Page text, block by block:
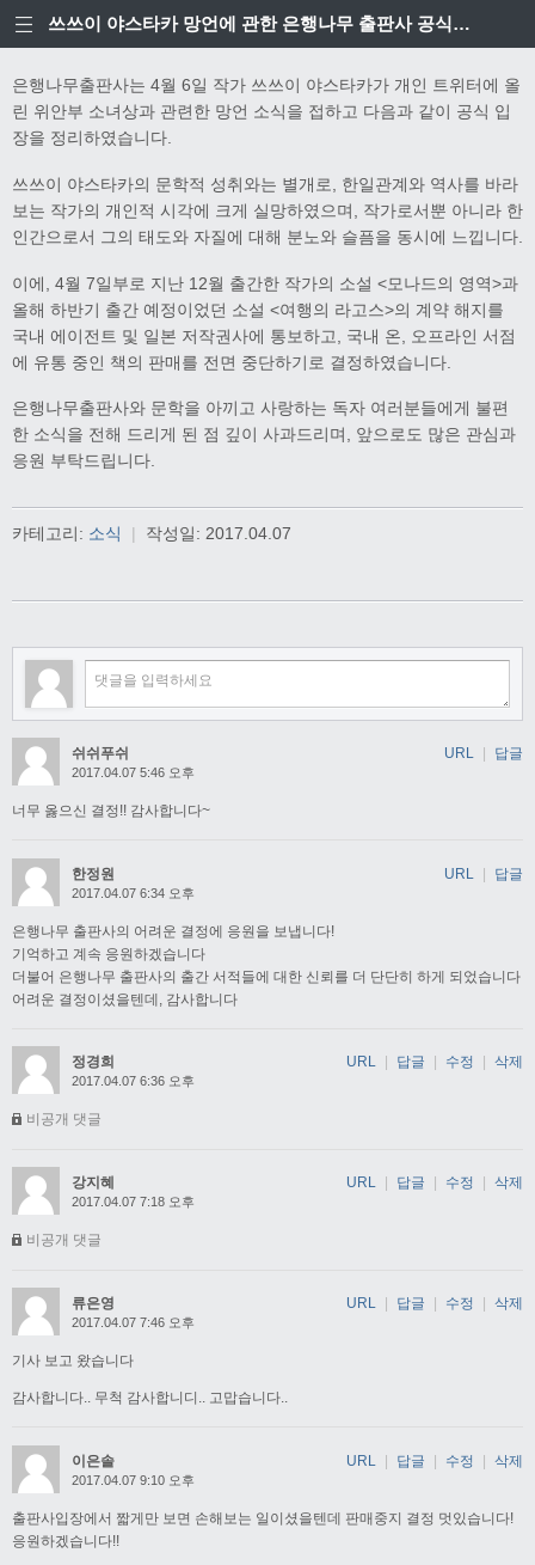
쓰쓰이 야스타카 망언에 관한 은행나무 출판사 공식입장
은행나무출판사는 4월 6일 작가 쓰쓰이 야스타카가 개인 트위터에 올
린 위안부 소녀상과 관련한 망언 소식을 접하고 다음과 같이 공식 입
장을 정리하였습니다.
쓰쓰이 야스타카의 문학적 성취와는 별개로, 한일관계와 역사를 바라
보는 작가의 개인적 시각에 크게 실망하였으며, 작가로서뿐 아니라 한
인간으로서 그의 태도와 자질에 대해 분노와 슬픔을 동시에 느낍니다.
이에, 4월 7일부로 지난 12월 출간한 작가의 소설 <모나드의 영역>과
올해 하반기 출간 예정이었던 소설 <여행의 라고스>의 계약 해지를
국내 에이전트 및 일본 저작권사에 통보하고, 국내 온, 오프라인 서점
에 유통 중인 책의 판매를 전면 중단하기로 결정하였습니다.
은행나무출판사와 문학을 아끼고 사랑하는 독자 여러분들에게 불편
한 소식을 전해 드리게 된 점 깊이 사과드리며, 앞으로도 많은 관심과
응원 부탁드립니다.
카테고리: 소식 | 작성일: 2017.04.07
쉬쉬푸쉬
2017.04.07 5:46 오후
너무 옳으신 결정!! 감사합니다~
URL | 답글
한정원
2017.04.07 6:34 오후
은행나무 출판사의 어려운 결정에 응원을 보냅니다!
기억하고 계속 응원하겠습니다
더불어 은행나무 출판사의 출간 서적들에 대한 신뢰를 더 단단히 하게 되었습니다
어려운 결정이셨을텐데, 감사합니다
URL | 답글
정경희
2017.04.07 6:36 오후
비공개 댓글
URL 답글 수정 삭제
강지혜
2017.04.07 7:18 오후
비공개 댓글
URL 답글 수정 삭제
류은영
2017.04.07 7:46 오후
기사 보고 왔습니다
감사합니다.. 무척 감사합니디.. 고맙습니다..
URL 답글 수정 삭제
이은솔
2017.04.07 9:10 오후
출판사입장에서 짧게만 보면 손해보는 일이셨을텐데 판매중지 결정 멋있습니다!
응원하겠습니다!!
URL | 답글 | 수정 | 삭제